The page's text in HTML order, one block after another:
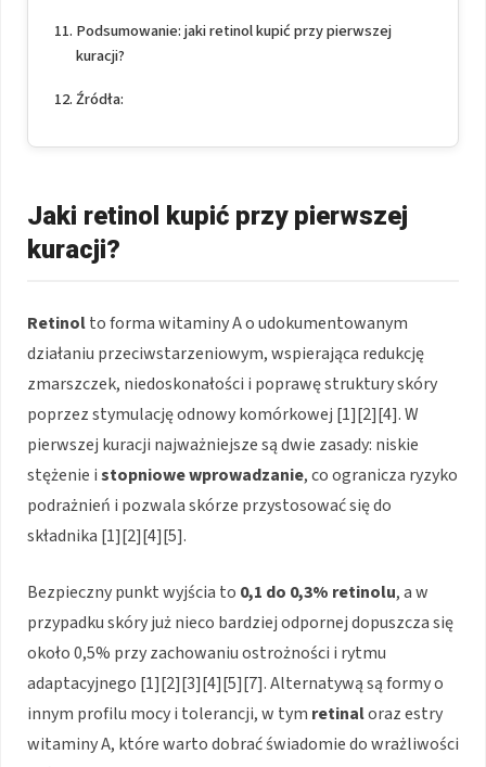
Podsumowanie: jaki retinol kupić przy pierwszej
kuracji?
Źródła:
Jaki retinol kupić przy pierwszej
kuracji?
Retinolto forma witaminy A o udokumentowanym
działaniu przeciwstarzeniowym, wspierająca redukcję
zmarszczek, niedoskonałości i poprawę struktury skóry
poprzez stymulację odnowy komórkowej [1][2][4]. W
pierwszej kuracji najważniejsze są dwie zasady: niskie
stężenie istopniowe wprowadzanie, co ogranicza ryzyko
podrażnień i pozwala skórze przystosować się do
składnika [1][2][4][5].
Bezpieczny punkt wyjścia to 0,1 do 0,3% retinolu, a w
przypadku skóry już nieco bardziej odpornej dopuszcza się
około 0,5% przy zachowaniu ostrożności i rytmu
adaptacyjnego [1][2][3][4][5][7]. Alternatywą są formy o
innym profilu mocy i tolerancji, w tym retinaloraz estry
witaminy A, które warto dobrać świadomie do wrażliwości